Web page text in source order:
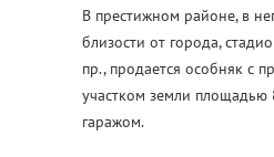
В престижном районе, в
близости от города,
пр., продается особняк с
участком земли
гаражом.